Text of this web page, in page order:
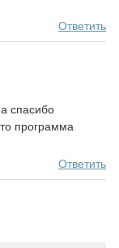
Ответить
спасибо
программа
Ответить